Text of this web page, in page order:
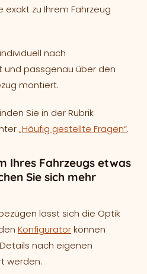
zu Ihrem Fahrzeug
nach
und passgenau über den
montiert.
Sie in der Rubrik
„Häufig gestellte Fragen“.
Ihres Fahrzeugs etwas
Sie sich mehr
lässt sich die Optik
Konfiguratorkönnen
nach eigenen
werden.